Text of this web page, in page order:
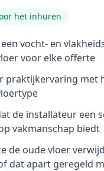
het inhuren
vocht- en
voor elke offerte
praktijkervaring met
de installateur een
vakmanschap biedt
de oude vloer
dat apart geregeld